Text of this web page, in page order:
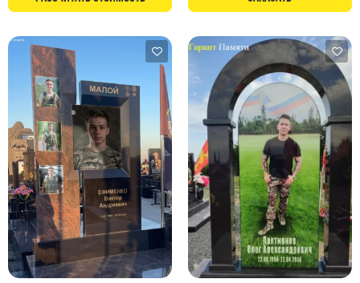
Скульптуры в полный рост
Скульптуры "Ангел" литиевые
Барельефы
Кресты
Голуби
Распятие
Скорбящие
Цветы